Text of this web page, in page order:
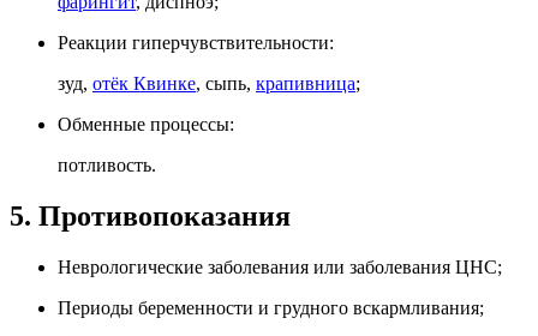
Реакции гиперчувствительности:
зуд, отёк Квинке, сыпь, крапивница;
Обменные процессы:
потливость.
5. Противопоказания
Неврологические заболевания или заболевания ЦНС;
Периоды беременности и грудного вскармливания;